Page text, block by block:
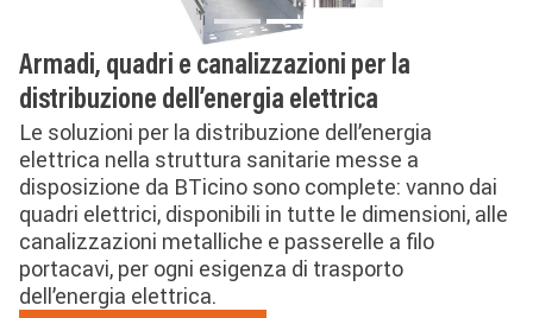
Armadi, quadri e canalizzazioni per la
distribuzione dell’energia elettrica
Le soluzioni per la distribuzione dell’energia
elettrica nella struttura sanitarie messe a
disposizione da BTicino sono complete: vanno dai
quadri elettrici, disponibili in tutte le dimensioni, alle
canalizzazioni metalliche e passerelle a filo
portacavi, per ogni esigenza di trasporto
dell’energia elettrica.